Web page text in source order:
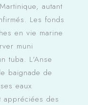
autant
Les fonds
en vie marine
muni
tuba. L’Anse
baignade de
eaux
appréciées des